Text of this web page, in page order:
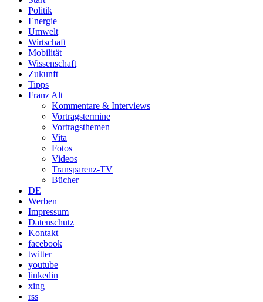
Politik
Energie
Umwelt
Wirtschaft
Mobilität
Wissenschaft
Zukunft
Tipps
Franz Alt
Kommentare & Interviews
Vortragstermine
Vortragsthemen
Vita
Fotos
Videos
Transparenz-TV
Bücher
DE
Werben
Impressum
Datenschutz
Kontakt
facebook
twitter
youtube
linkedin
xing
rss